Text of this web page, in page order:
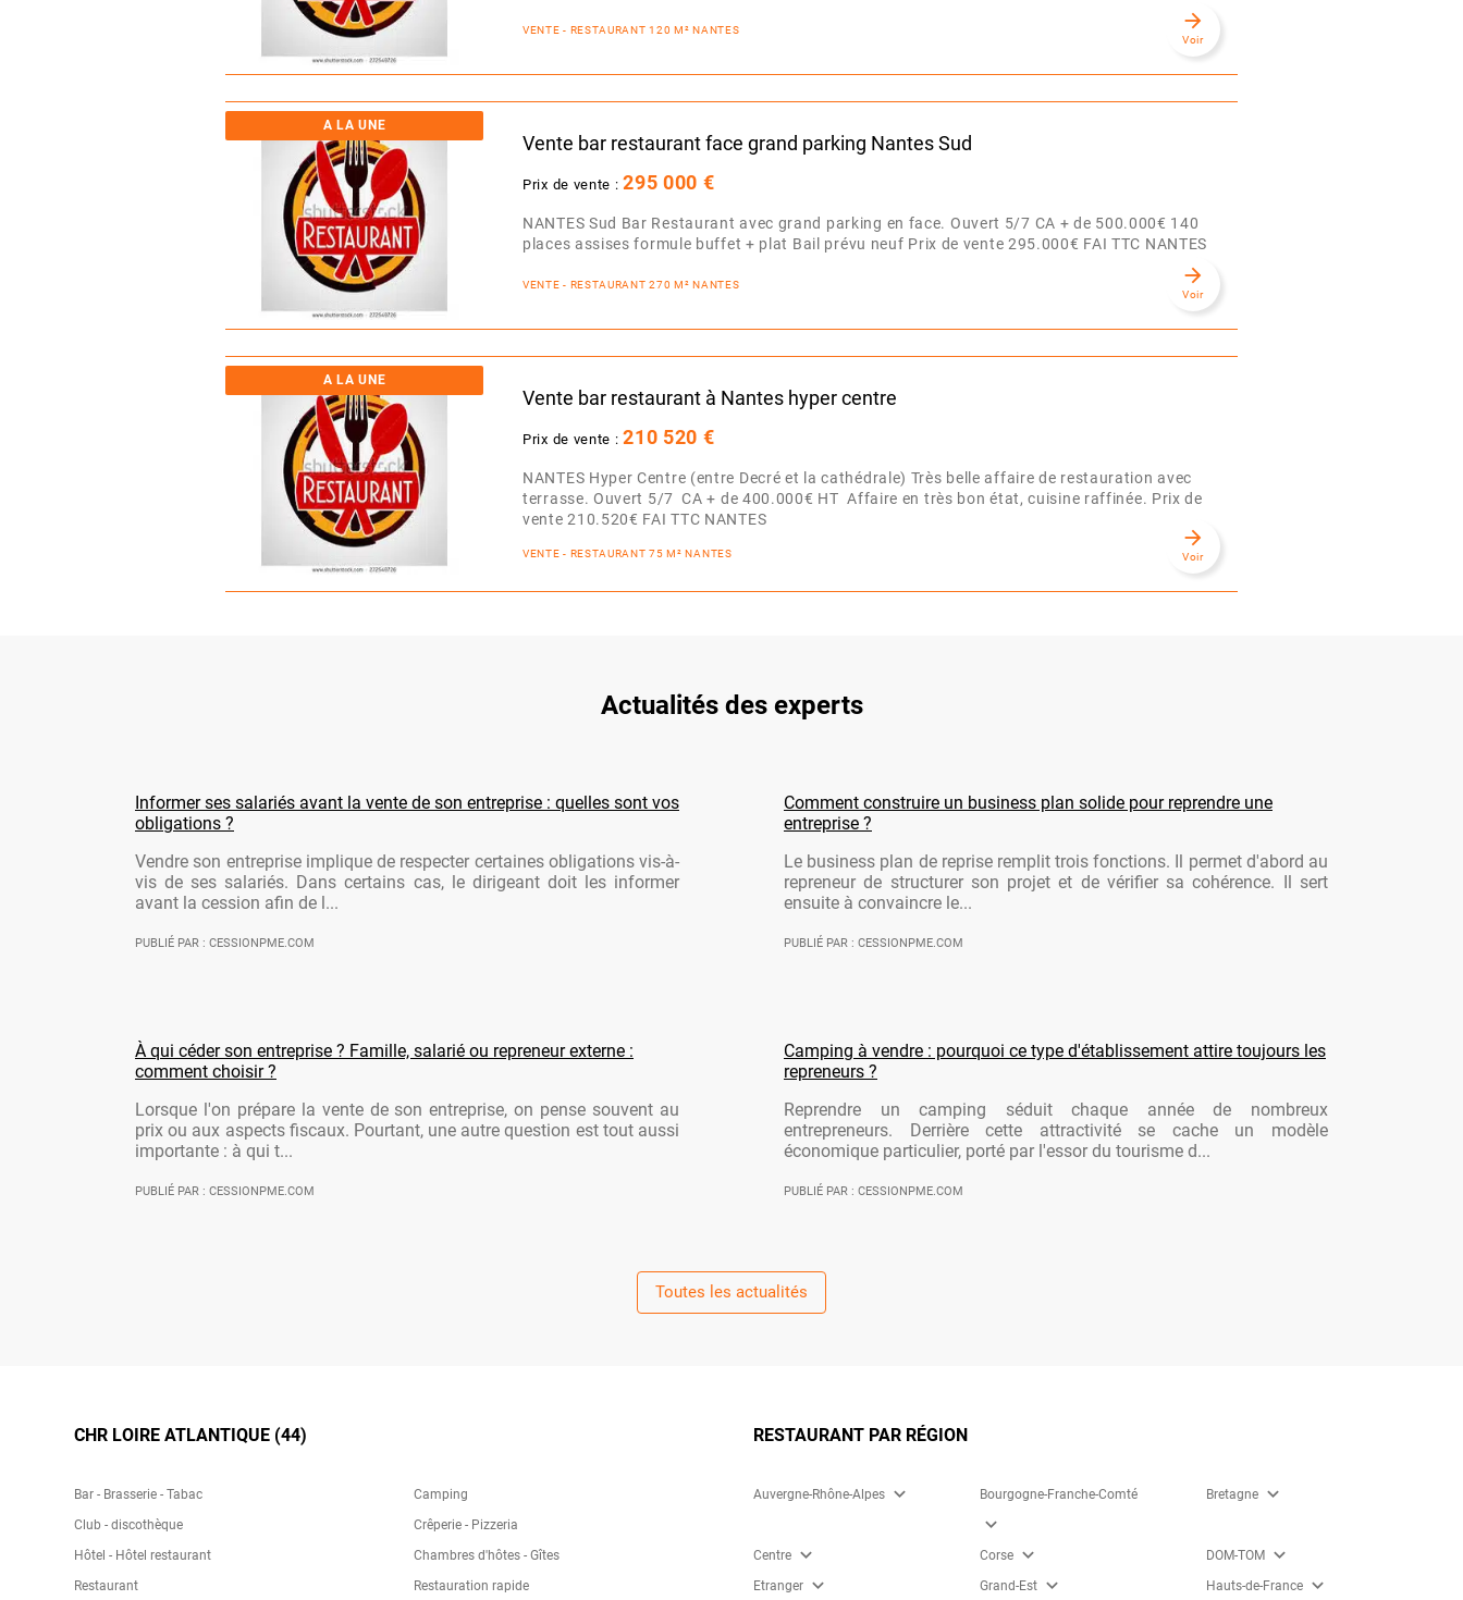
VENTE - RESTAURANT 120 M² NANTES arrow_forward
Voir
A LA UNE
Vente bar restaurant face grand parking Nantes Sud
Prix de vente :295 000 €
NANTES Sud Bar Restaurant avec grand parking en face. Ouvert 5/7 CA + de 500.000€ 140
places assises formule buffet + plat Bail prévu neuf Prix de vente 295.000€ FAI TTC NANTES
VENTE - RESTAURANT 270 M² NANTES arrow_forward
Voir
A LA UNE
Vente bar restaurant à Nantes hyper centre
Prix de vente :210 520 €
NANTES Hyper Centre (entre Decré et la cathédrale) Très belle affaire de restauration avec
terrasse. Ouvert 5/7 CA + de 400.000€ HT Affaire en très bon état, cuisine raffinée. Prix de
vente 210.520€ FAI TTC NANTES
VENTE - RESTAURANT 75 M² NANTES
arrow_forward
Voir
Actualités des experts
Informer ses salariés avant la vente de son entreprise : quelles sont vos
obligations ?
Vendre son entreprise implique de respecter certaines obligations vis-à-
vis de ses salariés. Dans certains cas, le dirigeant doit les informer
avant la cession afin de l...
PUBLIÉ PAR : CESSIONPME.COM
Comment construire un business plan solide pour reprendre une
entreprise ?
Le business plan de reprise remplit trois fonctions. Il permet d'abord au
repreneur de structurer son projet et de vérifier sa cohérence. Il sert
ensuite à convaincre le...
PUBLIÉ PAR : CESSIONPME.COM
À qui céder son entreprise ? Famille, salarié ou repreneur externe :
comment choisir ?
Lorsque l'on prépare la vente de son entreprise, on pense souvent au
prix ou aux aspects fiscaux. Pourtant, une autre question est tout aussi
importante : à qui t...
PUBLIÉ PAR : CESSIONPME.COM
Camping à vendre : pourquoi ce type d'établissement attire toujours les
repreneurs ?
Reprendre un camping séduit chaque année de nombreux
entrepreneurs. Derrière cette attractivité se cache un modèle
économique particulier, porté par l'essor du tourisme d...
PUBLIÉ PAR : CESSIONPME.COM
Toutes les actualités
CHR LOIRE ATLANTIQUE (44)
Bar - Brasserie - Tabac
Camping
Club - discothèque
Crêperie - Pizzeria
Hôtel - Hôtel restaurant
Chambres d'hôtes - Gîtes
Restaurant
Restauration rapide
RESTAURANT PAR RÉGION
Auvergne-Rhône-Alpes expand_more Bourgogne-Franche-Comté
expand_more
Bretagne expand_more
Centre expand_more Corse expand_more DOM-TOM expand_more
Etranger expand_more Grand-Est expand_more Hauts-de-France expand_more